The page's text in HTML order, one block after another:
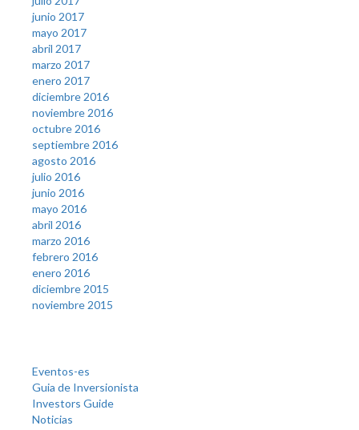
junio 2017
mayo 2017
abril 2017
marzo 2017
enero 2017
diciembre 2016
noviembre 2016
octubre 2016
septiembre 2016
agosto 2016
julio 2016
junio 2016
mayo 2016
abril 2016
marzo 2016
febrero 2016
enero 2016
diciembre 2015
noviembre 2015
Eventos-es
Guia de Inversionista
Investors Guide
Noticias